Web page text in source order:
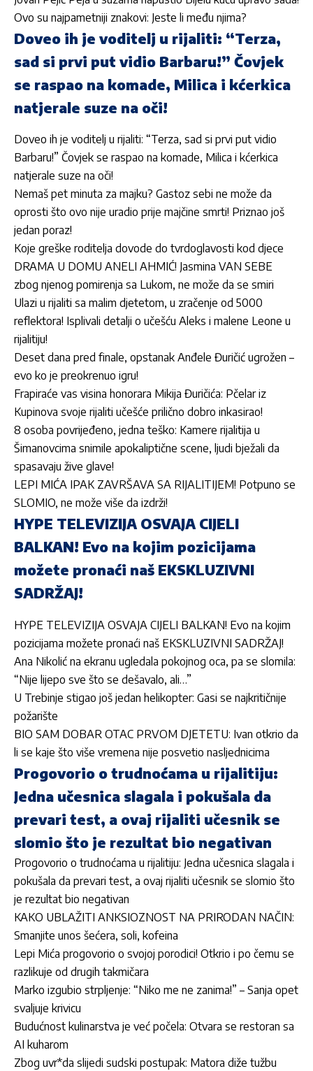
Ovo su najpametniji znakovi: Jeste li među njima?
Doveo ih je voditelj u rijaliti: “Terza,
sad si prvi put vidio Barbaru!” Čovjek
se raspao na komade, Milica i kćerkica
natjerale suze na oči!
Doveo ih je voditelj u rijaliti: “Terza, sad si prvi put vidio
Barbaru!” Čovjek se raspao na komade, Milica i kćerkica
natjerale suze na oči!
Nemaš pet minuta za majku? Gastoz sebi ne može da
oprosti što ovo nije uradio prije majčine smrti! Priznao još
jedan poraz!
Koje greške roditelja dovode do tvrdoglavosti kod djece
DRAMA U DOMU ANELI AHMIĆ! Jasmina VAN SEBE
zbog njenog pomirenja sa Lukom, ne može da se smiri
Ulazi u rijaliti sa malim djetetom, u zračenje od 5000
reflektora! Isplivali detalji o učešću Aleks i malene Leone u
rijalitiju!
Deset dana pred finale, opstanak Anđele Đuričić ugrožen –
evo ko je preokrenuo igru!
Frapiraće vas visina honorara Mikija Đuričića: Pčelar iz
Kupinova svoje rijaliti učešće prilično dobro inkasirao!
8 osoba povrijeđeno, jedna teško: Kamere rijalitija u
Šimanovcima snimile apokaliptične scene, ljudi bježali da
spasavaju žive glave!
LEPI MIĆA IPAK ZAVRŠAVA SA RIJALITIJEM! Potpuno se
SLOMIO, ne može više da izdrži!
HYPE TELEVIZIJA OSVAJA CIJELI
BALKAN! Evo na kojim pozicijama
možete pronaći naš EKSKLUZIVNI
SADRŽAJ!
HYPE TELEVIZIJA OSVAJA CIJELI BALKAN! Evo na kojim
pozicijama možete pronaći naš EKSKLUZIVNI SADRŽAJ!
Ana Nikolić na ekranu ugledala pokojnog oca, pa se slomila:
“Nije lijepo sve što se dešavalo, ali…”
U Trebinje stigao još jedan helikopter: Gasi se najkritičnije
požarište
BIO SAM DOBAR OTAC PRVOM DJETETU: Ivan otkrio da
li se kaje što više vremena nije posvetio nasljednicima
Progovorio o trudnoćama u rijalitiju:
Jedna učesnica slagala i pokušala da
prevari test, a ovaj rijaliti učesnik se
slomio što je rezultat bio negativan
Progovorio o trudnoćama u rijalitiju: Jedna učesnica slagala i
pokušala da prevari test, a ovaj rijaliti učesnik se slomio što
je rezultat bio negativan
KAKO UBLAŽITI ANKSIOZNOST NA PRIRODAN NAČIN:
Smanjite unos šećera, soli, kofeina
Lepi Mića progovorio o svojoj porodici! Otkrio i po čemu se
razlikuje od drugih takmičara
Marko izgubio strpljenje: “Niko me ne zanima!” – Sanja opet
svaljuje krivicu
Budućnost kulinarstva je već počela: Otvara se restoran sa
AI kuharom
Zbog uvr*da slijedi sudski postupak: Matora diže tužbu